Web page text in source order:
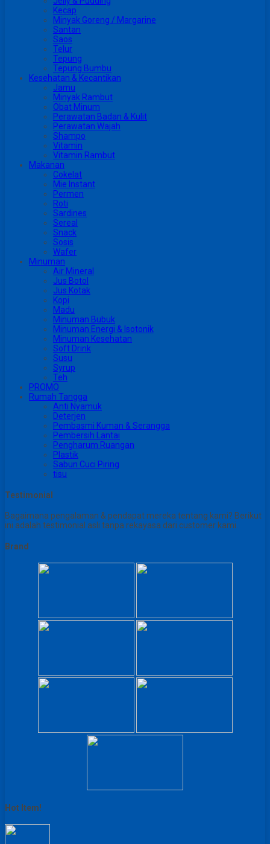
Kecap
Minyak Goreng / Margarine
Santan
Saos
Telur
Tepung
Tepung Bumbu
Kesehatan & Kecantikan
Jamu
Minyak Rambut
Obat Minum
Perawatan Badan & Kulit
Perawatan Wajah
Shampo
Vitamin
Vitamin Rambut
Makanan
Cokelat
Mie Instant
Permen
Roti
Sardines
Sereal
Snack
Sosis
Wafer
Minuman
Air Mineral
Jus Botol
Jus Kotak
Kopi
Madu
Minuman Bubuk
Minuman Energi & Isotonik
Minuman Kesehatan
Soft Drink
Susu
Syrup
Teh
PROMO
Rumah Tangga
Anti Nyamuk
Deterjen
Pembasmi Kuman & Serangga
Pembersih Lantai
Pengharum Ruangan
Plastik
Sabun Cuci Piring
tisu
Testimonial
Bagaimana pengalaman & pendapat mereka tentang kami? Berikut
ini adalah testimonial asli tanpa rekayasa dari customer kami.
Brand
Hot Item!